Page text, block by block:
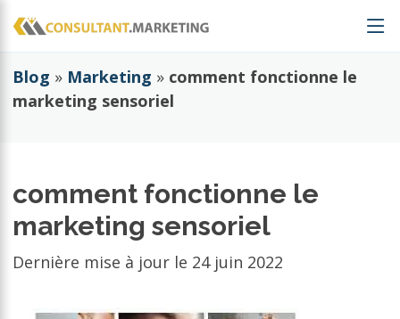
Blog » Marketing » comment fonctionne le
marketing sensoriel
comment fonctionne le
marketing sensoriel
Dernière mise à jour le 24 juin 2022